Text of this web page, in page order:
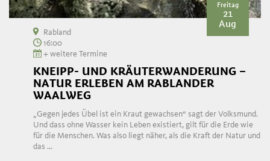
Freitag
21
Aug
Rabland
16:00
+ weitere Termine
KNEIPP- UND KRÄUTERWANDERUNG –
NATUR ERLEBEN AM RABLANDER
WAALWEG
„Gegen jedes Übel ist ein Kraut gewachsen“ sagt der Volksmund.
Und dass ohne Wasser kein Leben existiert, gilt für die Erde wie
für die Menschen. Was also liegt näher, als die Kraft der Natur und
das ...